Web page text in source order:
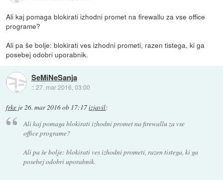
Ali kaj pomaga blokirati izhodni promet na firewallu za vse office
programe?
Ali pa še bolje: blokirati ves izhodni prometi, razen tistega, ki ga
posebej odobri uporabnik.
SeMiNeSanja
::27. mar 2016, 03:00
frke je 26. mar 2016 ob 17:17izjavil:
Ali kaj pomaga blokirati izhodni promet na firewallu za vse
office programe?
Ali pa še bolje: blokirati ves izhodni prometi, razen tistega, ki ga
posebej odobri uporabnik.